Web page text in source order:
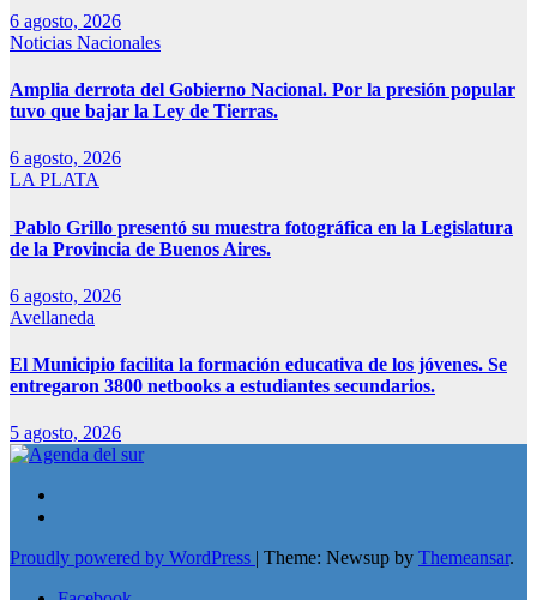
6 agosto, 2026
Noticias Nacionales
Amplia derrota del Gobierno Nacional. Por la presión popular
tuvo que bajar la Ley de Tierras.
6 agosto, 2026
LA PLATA
Pablo Grillo presentó su muestra fotográfica en la Legislatura
de la Provincia de Buenos Aires.
6 agosto, 2026
Avellaneda
El Municipio facilita la formación educativa de los jóvenes. Se
entregaron 3800 netbooks a estudiantes secundarios.
5 agosto, 2026
Proudly powered by WordPress | Theme: Newsup by Themeansar.